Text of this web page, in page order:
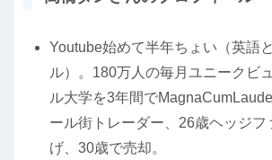
Youtube始めて半年ちょい（英語
ル）。180万人の毎月ユニークビ
ル大学を3年間で
ール街トレーダー、26歳ヘッジフ
げ、30歳で売却。